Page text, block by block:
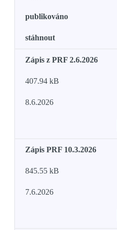
publikováno
stáhnout
Zápis z PRF 2.6.2026
407.94 kB
8.6.2026
Zápis PRF 10.3.2026
845.55 kB
7.6.2026